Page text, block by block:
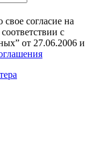
согласие на
с
от 27.06.2006 и